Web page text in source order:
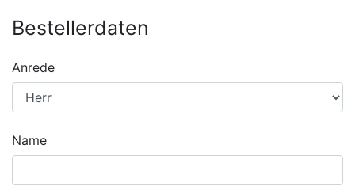
Bestellerdaten
Anrede
Name